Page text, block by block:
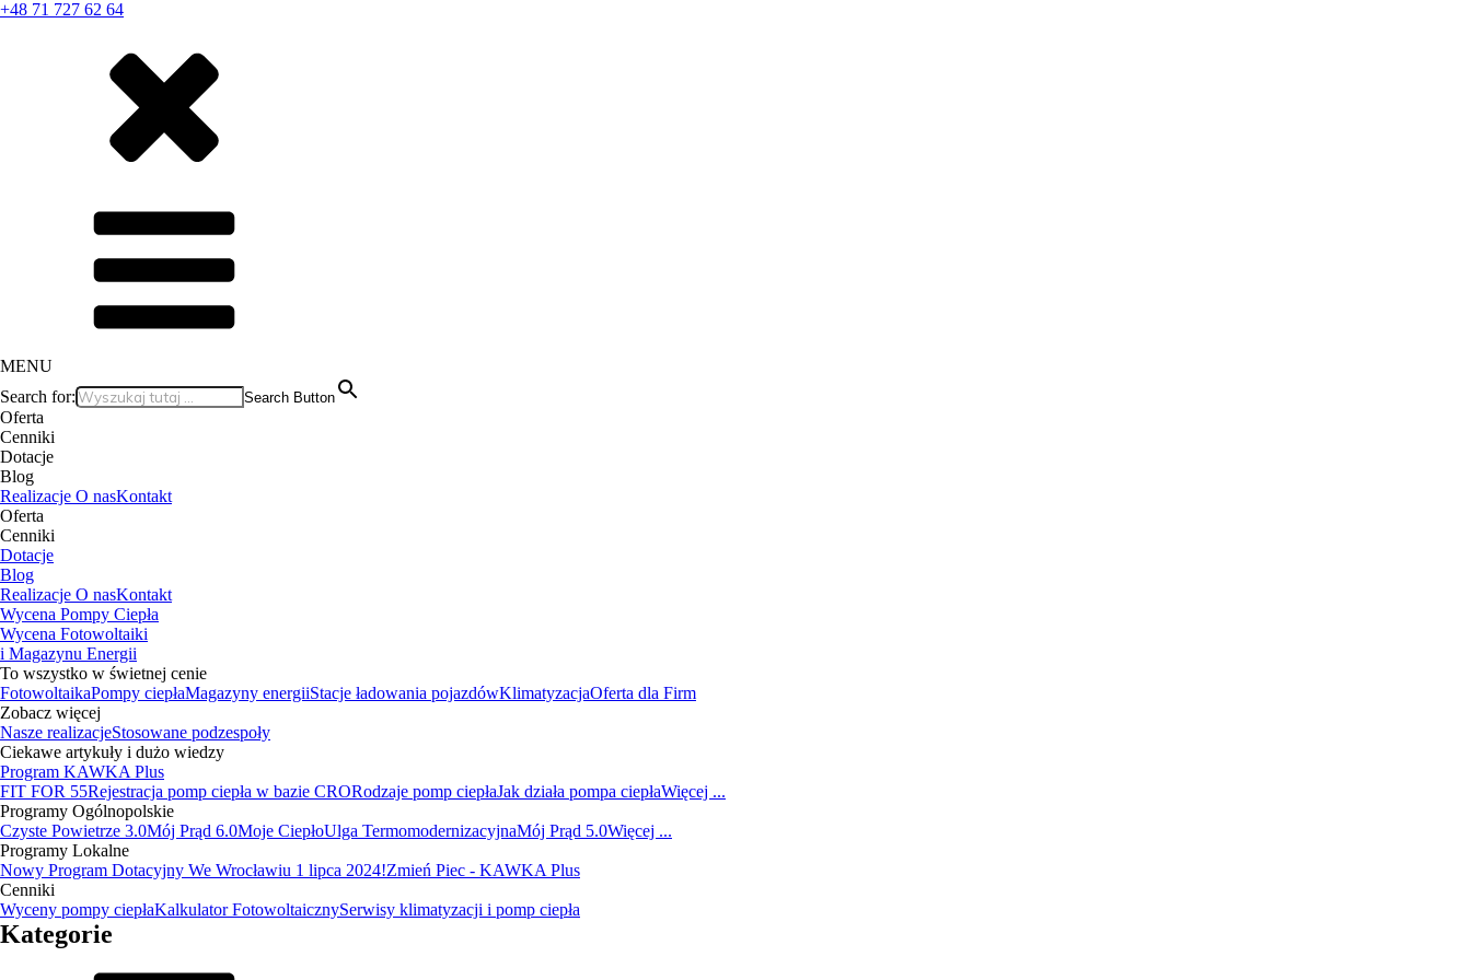
+48 71 727 62 64
MENU
Search for:
Search Button
Oferta
Cenniki
Dotacje
Blog
Realizacje O nasKontakt
Oferta
Cenniki
Dotacje
Blog
Realizacje O nasKontakt
Wycena Pompy Ciepła
Wycena Fotowoltaiki
i Magazynu Energii
To wszystko w świetnej cenie
FotowoltaikaPompy ciepłaMagazyny energiiStacje ładowania pojazdówKlimatyzacjaOferta dla Firm
Zobacz więcej
Nasze realizacjeStosowane podzespoły
Ciekawe artykuły i dużo wiedzy
Program KAWKA Plus
FIT FOR 55Rejestracja pomp ciepła w bazie CRORodzaje pomp ciepłaJak działa pompa ciepłaWięcej ...
Programy Ogólnopolskie
Czyste Powietrze 3.0Mój Prąd 6.0Moje CiepłoUlga TermomodernizacyjnaMój Prąd 5.0Więcej ...
Programy Lokalne
Nowy Program Dotacyjny We Wrocławiu 1 lipca 2024!Zmień Piec - KAWKA Plus
Cenniki
Wyceny pompy ciepłaKalkulator FotowoltaicznySerwisy klimatyzacji i pomp ciepła
Kategorie